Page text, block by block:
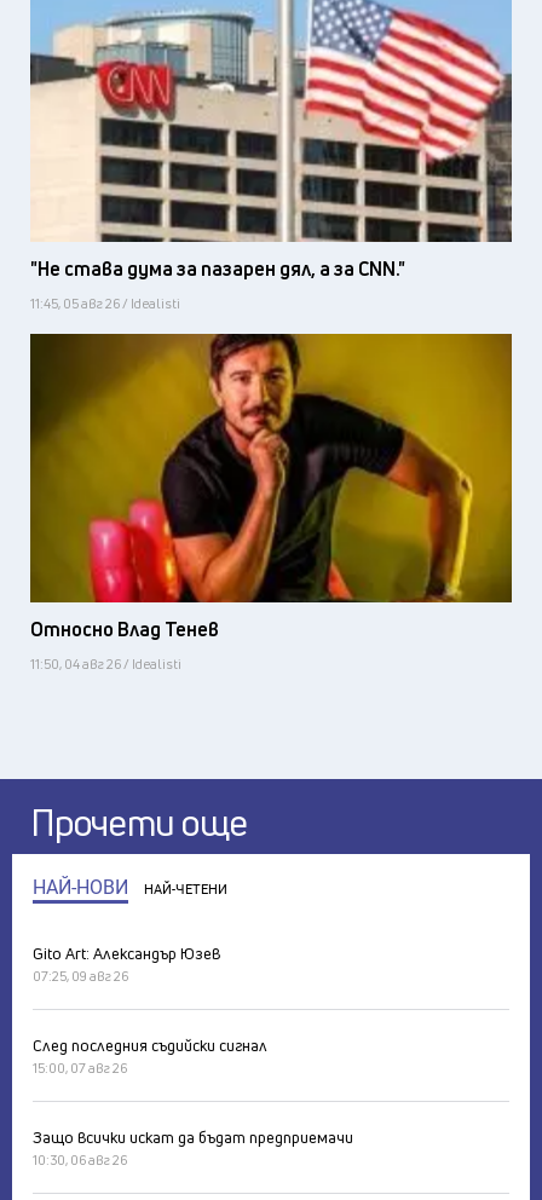
"Не става дума за пазарен дял, а за CNN."
11:45, 05 авг 26 / Idealisti
Относно Влад Тенев
11:50, 04 авг 26 / Idealisti
Прочети още
НАЙ-НОВИ НАЙ-ЧЕТЕНИ
Gito Art: Александър Юзев
07:25, 09 авг 26
След последния съдийски сигнал
15:00, 07 авг 26
Защо всички искат да бъдат предприемачи
10:30, 06 авг 26